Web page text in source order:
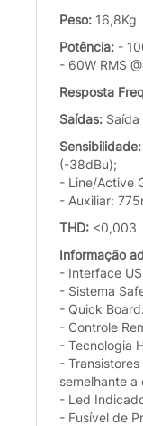
Peso: 16,8Kg
Potência: -
- 60W RMS
Resposta
Saídas:
Sensibilidade:
(-38dBu);
- Line/Active
- Auxiliar:
THD: <0,003
Informação
- Interface
- Sistema
- Quick
- Controle
- Tecnologia
-
semelhante
- Led
- Fusível de